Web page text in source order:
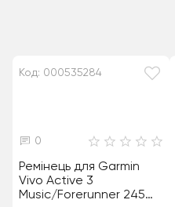
Код: 000535284
0
Ремінець для Garmin
Vivo Active 3
Music/Forerunner 245